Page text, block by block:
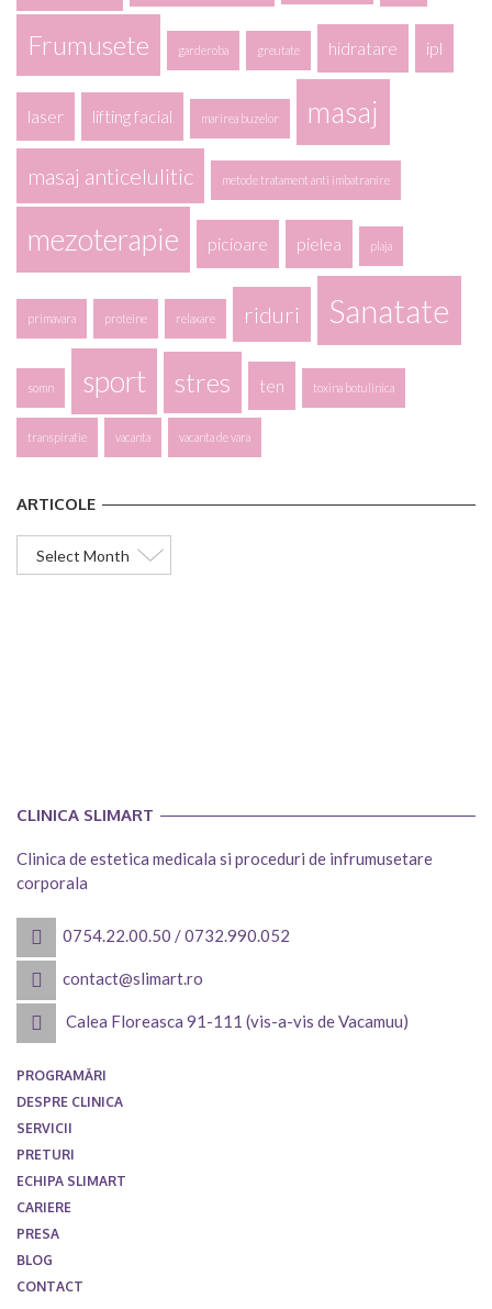
Frumusete garderoba greutate hidratare ipl
laser lifting facial marirea buzelor masaj
masaj anticelulitic metode tratament anti imbatranire
mezoterapie picioare pielea plaja
primavara proteine relaxare riduri Sanatate
somn sport stres ten toxina botulinica
transpiratie vacanta vacanta de vara
ARTICOLE
Articole
CLINICA SLIMART
Clinica de estetica medicala si proceduri de infrumusetare
corporala
0754.22.00.50 /0732.990.052
contact@slimart.ro
Calea Floreasca 91-111 (vis-a-vis de Vacamuu)
PROGRAMĂRI
DESPRE CLINICA
SERVICII
PRETURI
ECHIPA SLIMART
CARIERE
PRESA
BLOG
CONTACT